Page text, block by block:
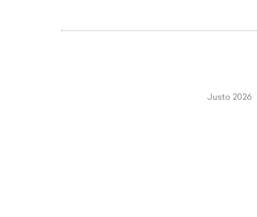
Justo 2026